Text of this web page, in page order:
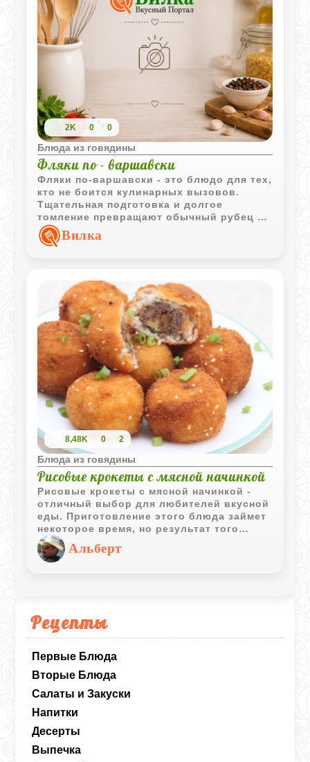
Рецепты
Первые Блюда
Вторые Блюда
Салаты и Закуски
Напитки
Десерты
Выпечка
2K 0 0
Блюда из говядины
Фляки по - варшавски
Фляки по-варшавски - это блюдо для тех,
кто не боится кулинарных вызовов.
Тщательная подготовка и долгое
томление превращают обычный рубец в
нечто совершенно особенное.
Получается очень густой, пряный и
уйдет немало, но такой насыщенный вкус
того точно стоит.
Вилка
8,48K 0 2
Блюда из говядины
Рисовые крокеты с мясной начинкой
Рисовые крокеты с мясной начинкой -
отличный выбор для любителей вкусной
еды. Приготовление этого блюда займет
некоторое время, но результат того
стоит. Эти крокеты могут служить как
изысканной закуской, так и сытным
основным блюдом. Вы можете
что-то новое и уникальное.
Альберт